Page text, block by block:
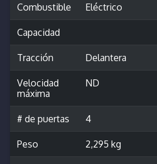
Combustible Eléctrico
Capacidad
Tracción Delantera
Velocidad
máxima
ND
# de puertas 4
Peso 2,295 kg